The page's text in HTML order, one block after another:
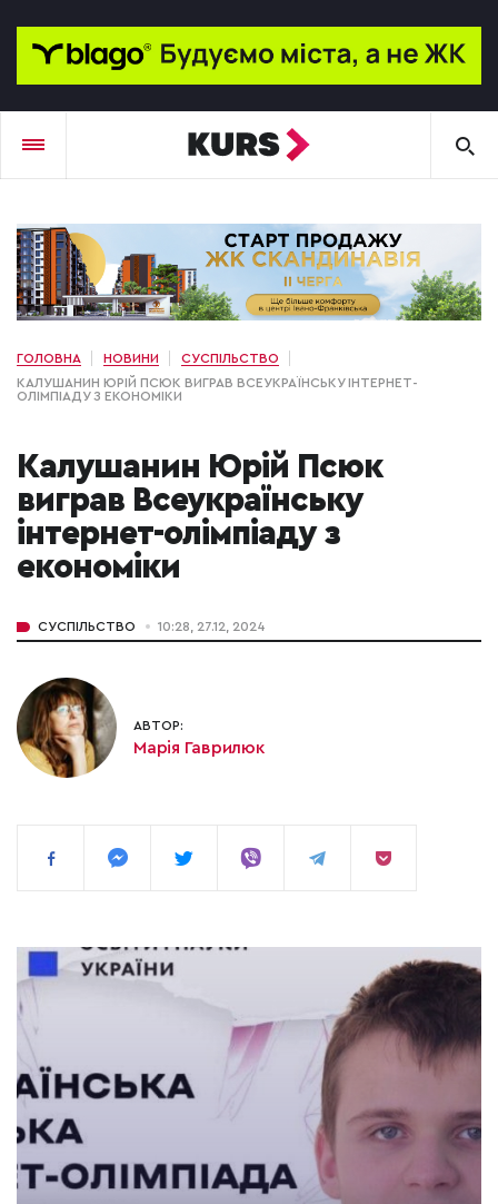
ГОЛОВНА НОВИНИ
СУСПІЛЬСТВО
КАЛУШАНИН ЮРІЙ ПСЮК ВИГРАВ ВСЕУКРАЇНСЬКУ ІНТЕРНЕТ-
ОЛІМПІАДУ З ЕКОНОМІКИ
Калушанин Юрій Псюк
виграв Всеукраїнську
інтернет-олімпіаду з
економіки
СУСПІЛЬСТВО 10:28, 27.12, 2024
АВТОР:
Марія Гаврилюк